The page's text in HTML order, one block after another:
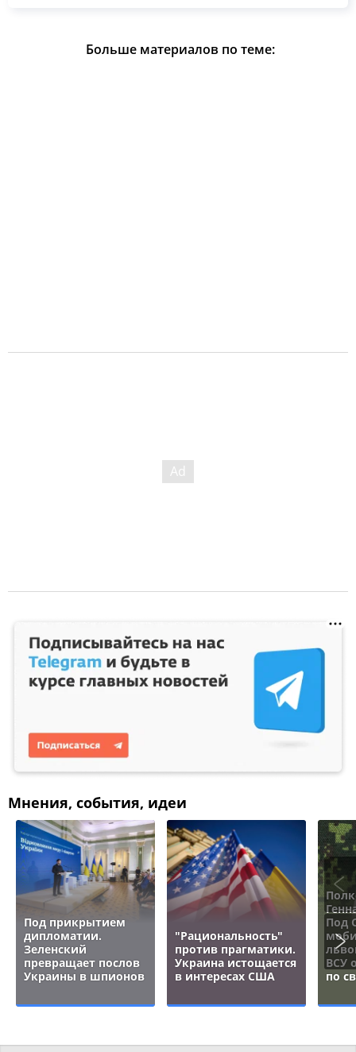
Больше материалов по теме:
Мнения, события, идеи
Под прикрытием
дипломатии.
Зеленский
превращает послов
Украины в шпионов
"Рациональность"
против прагматики.
Украина истощается
в интересах США
Под
ВСУ
по